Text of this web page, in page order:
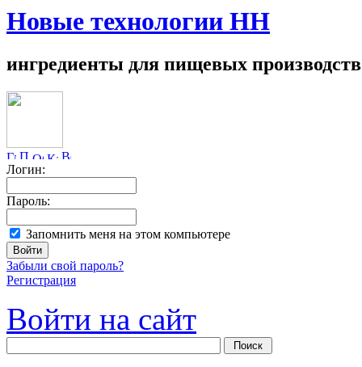
Новые технологии НН
ингредиенты для пищевых производств
Логин:
Пароль:
Запомнить меня на этом компьютере
Забыли свой пароль?
Регистрация
Войти на сайт